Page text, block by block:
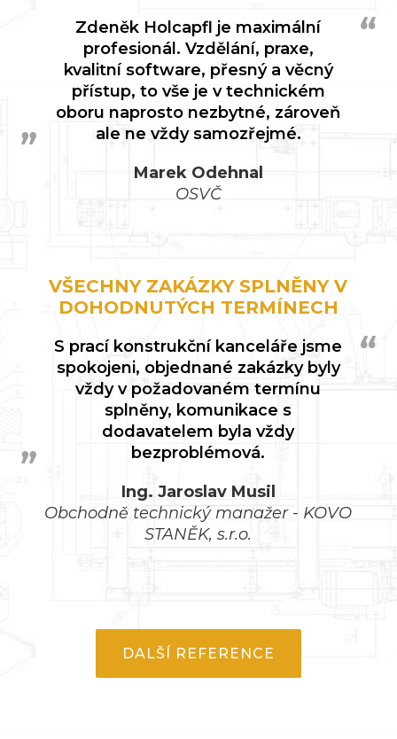
Zdeněk Holcapfl je maximální
profesionál. Vzdělání, praxe,
kvalitní software, přesný a věcný
přístup, to vše je v technickém
oboru naprosto nezbytné, zároveň
ale ne vždy samozřejmé.
Marek Odehnal
OSVČ
VŠECHNY ZAKÁZKY SPLNĚNY V
DOHODNUTÝCH TERMÍNECH
S prací konstrukční kanceláře jsme
spokojeni, objednané zakázky byly
vždy v požadovaném termínu
splněny, komunikace s
dodavatelem byla vždy
bezproblémová.
Ing. Jaroslav Musil
Obchodně technický manažer - KOVO
STANĚK, s.r.o.
DALŠÍ REFERENCE